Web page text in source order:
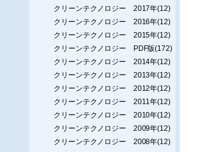
クリーンテクノロジー 2017年(12)
クリーンテクノロジー 2016年(12)
クリーンテクノロジー 2015年(12)
クリーンテクノロジー PDF版(172)
クリーンテクノロジー 2014年(12)
クリーンテクノロジー 2013年(12)
クリーンテクノロジー 2012年(12)
クリーンテクノロジー 2011年(12)
クリーンテクノロジー 2010年(12)
クリーンテクノロジー 2009年(12)
クリーンテクノロジー 2008年(12)